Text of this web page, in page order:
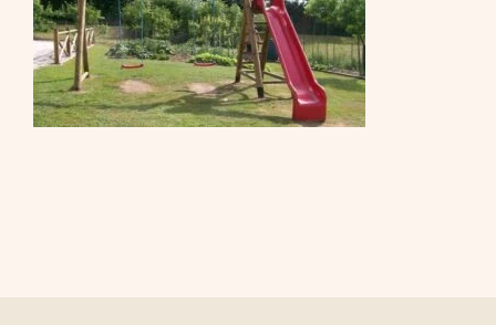
CERTIFICAZIONI
CONTATTI